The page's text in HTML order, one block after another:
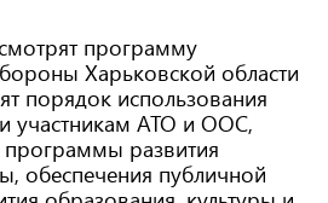
программу
Харьковской области
порядок использования
участникам АТО и ООС,
программы развития
обеспечения публичной